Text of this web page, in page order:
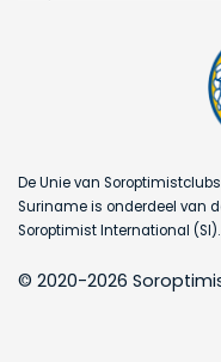
De Unie van
Suriname is onderdeel van
Soroptimist International (SI).
© 2020-2026